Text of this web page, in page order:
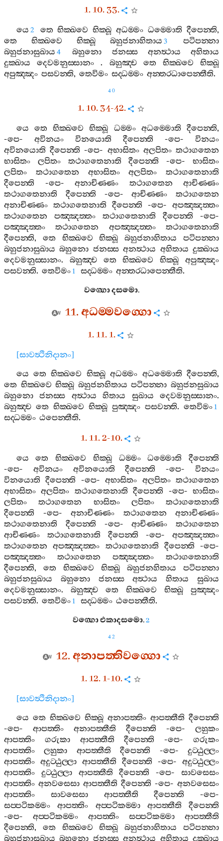
1. 10. 33.
යෙ 2 තෙ භික‍්ඛවෙ භික‍්ඛූ අධම‍්මං ධම‍්මොති දීපෙන‍්ති,
තෙ
භික‍්ඛවෙ භික‍්ඛූ බහුජනාහිතාය 3
පටිපන‍්නා
බහුජනාසුඛාය 4 බහුනො ජනස‍්ස අනත්‍ථාය
අහිතාය
දුක‍්ඛාය
දෙවමනුස‍්සානං . බහුඤ‍්ච තෙ භික‍්ඛවෙ
භික‍්ඛූ
අපුඤ‍්ඤං පසවන‍්ති, තෙවිමං සද‍්ධම‍්මං අන‍්තරධාපෙන‍්තීති.
40
1. 10. 34-42.
යෙ තෙ භික‍්ඛවෙ භික‍්ඛූ ධම‍්මං අධම‍්මොති දීපෙන‍්ති,
-පෙ- අවිනයං විනයොති දීපෙන‍්ති -පෙ- විනයං
අවිනයොති දීපෙන‍්ති -පෙ- අභාසිතං අලපිතං තථාගතෙන
භාසිතං
ලපිතං තථාගතෙනාති දීපෙන‍්ති -පෙ-භාසිතං
ලපිතං
තථාගතෙන අභාසිතං අලපිතං
තථාගතෙනාති
දීපෙන‍්ති -පෙ- අනාචිණ‍්ණං තථාගතෙන
ආචිණ‍්ණං
තථාගතෙනාති
දීපෙන‍්ති -පෙ-ආචිණ‍්ණං
තථාගතෙන
අනාචිණ‍්ණං තථාගතෙනාති දීපෙන‍්ති -පෙ- අපඤ‍්ඤත‍්තං
තථාගතෙන
පඤ‍්ඤත‍්තං තථාගතෙනාති දීපෙන‍්ති -පෙ-
පඤ‍්ඤත‍්තං
තථාගතෙන අපඤ‍්ඤත‍්තං
තථාගතෙනාති
දීපෙන‍්ති, තෙ භික‍්ඛවෙ භික‍්ඛූ බහුජනාහිතාය
පටිපන‍්නා
බහුජනාසුඛාය බහුනො ජනස‍්ස අනත්‍ථාය අහිතාය දුක‍්ඛාය
දෙවමනුස‍්සානං. බහුඤ‍්ච තෙ භික‍්ඛවෙ භික‍්ඛූ
අපුඤ‍්ඤං
පසවන‍්ති. තෙවිමං 1 සද‍්ධම‍්මං අන‍්තරධාපෙන‍්තීති.
වග‍්ගොදසමො.
11.අධම‍්මවග‍්ගො
1. 11. 1.
[සාවත්‍ථිනිදානං]
යෙ තෙ භික‍්ඛවෙ භික‍්ඛූ අධම‍්මං අධම‍්මොති දීපෙන‍්ති,
තෙ භික‍්ඛවෙ භික‍්ඛූ බහුජනහිතාය පටිපන‍්නා බහුජනසුඛාය
බහුනො
ජනස‍්ස අත්‍ථාය හිතාය සුඛාය දෙවමනුස‍්සානං.
බහුඤ‍්ච තෙ භික‍්ඛවෙ භික‍්ඛූ පුඤ‍්ඤං පසවන‍්ති. තෙවිමං 1
සද‍්ධම‍්මං ඨපෙන‍්තීති.
1. 11. 2-10.
යෙ තෙ භික‍්ඛවෙ භික‍්ඛූ ධම‍්මං ධම‍්මොති
දීපෙන‍්ති
-පෙ- අවිනයං අවිනයොති දීපෙන‍්ති -පෙ-විනයං
විනයොති
දීපෙන‍්ති -පෙ-අභාසිතං අලපිතං තථාගතෙන
අභාසිතං අලපිතං තථාගතෙනාති දීපෙන‍්ති -පෙ-භාසිතං
ලපිතං
තථාගතෙන භාසිතං ලපිතං
තථාගතෙනාති
දීපෙන‍්ති -පෙ- අනාචිණ‍්ණං තථාගතෙන
අනාචිණ‍්ණං
තථාගතෙනාති
දීපෙන‍්ති -පෙ-ආචිණ‍්ණං
තථාගතෙන
ආචිණ‍්ණං
තථාගතෙනාති දීපෙන‍්ති -පෙ- අපඤ‍්ඤත‍්තං
තථාගතෙන
අපඤ‍්ඤත‍්තං තථාගතෙනාති දීපෙන‍්ති -පෙ-
පඤ‍්ඤත‍්තං
තථාගතෙන පඤ‍්ඤත‍්තං
තථාගතෙනාති
දීපෙන‍්ති, තෙ භික‍්ඛවෙ භික‍්ඛූ බහුජනහිතාය
පටිපන‍්නා
බහුජනසුඛාය
බහුනො ජනස‍්ස අත්‍ථාය හිතාය
සුඛාය
දෙවමනුස‍්සානං. බහුඤ‍්ච තෙ භික‍්ඛවෙ භික‍්ඛූ
පුඤ‍්ඤං
පසවන‍්ති. තෙවිමං 1 සද‍්ධම‍්මං ඨපෙන‍්තීති.
වග‍්ගොඑකාදසමො.2
42
12.අනාපත‍්තිවග‍්ගො
1. 12. 1-10.
[සාවත්‍ථිනිදානං]
යෙ තෙ භික‍්ඛවෙ භික‍්ඛූ අනාපත‍්තිං ආපත‍්තීති දීපෙන‍්ති
-පෙ- ආපත‍්තිං අනාපත‍්තීති දීපෙන‍්ති -පෙ- ලහුකං
ආපත‍්තිං
ගරුකා ආපත‍්තීති දීපෙන‍්ති -පෙ-ගරුකං
ආපත‍්තිං
ලහුකා ආපත‍්තීති දීපෙන‍්ති -පෙ-දුට‍්ඨුල‍්ලං
ආපත‍්තිං අදුට‍්ඨුල‍්ලා ආපත‍්තීති දීපෙන‍්ති -පෙ- අදුට‍්ඨුල‍්ලං
ආපත‍්තිං
දුට‍්ඨුල‍්ලා ආපත‍්තීති දීපෙන‍්ති -පෙ-සාවසෙසං
ආපත‍්තිං අනවසෙසා ආපත‍්තීති දීපෙන‍්ති -පෙ- අනවසෙසං
ආපත‍්තිං
සාවසෙසා ආපත‍්තීති දීපෙන‍්ති -පෙ-
සප‍්පටිකම‍්මං
ආපත‍්තිං අප‍්පටිකම‍්මා ආපත‍්තීති
දීපෙන‍්ති
-පෙ- අප‍්පටිකම‍්මං ආපත‍්තිං සප‍්පටිකම‍්මා
ආපත‍්තීති
දීපෙන‍්ති, තෙ භික‍්ඛවෙ භික‍්ඛූ බහුජනාහිතාය
පටිපන‍්නා
බහුජනාසුඛාය බහුනො ජනස‍්ස අනත්‍ථාය අහිතාය දුක‍්ඛාය